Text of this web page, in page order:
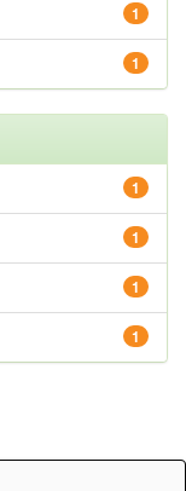
1
1
1
1
1
1